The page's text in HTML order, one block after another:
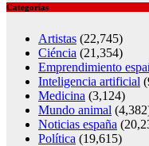
Categorías
Artistas (22,745)
Ciéncia (21,354)
Emprendimiento
Inteligencia artificial
Medicina (3,124)
Mundo animal
Noticias españa
Política (19,615)